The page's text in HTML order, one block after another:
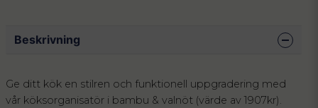
Beskrivning
Ge ditt kök en stilren och funktionell uppgradering med
vår köksorganisatör i bambu & valnöt (värde av 1907kr).